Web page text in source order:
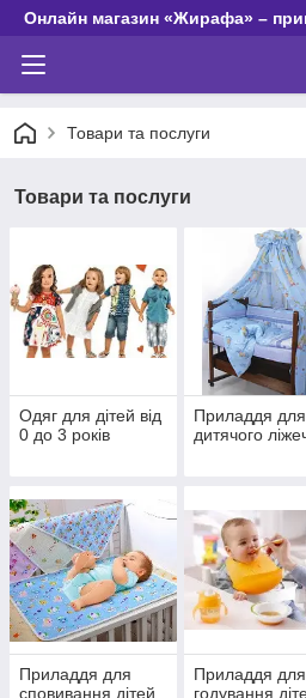
Онлайн магазин «Жирафа» –
Товари та послуги
Товари та послуги
Одяг для дітей від
0 до 3 років
Приладдя для
дитячого
Приладдя для
сповивання дітей
Приладдя для
годування